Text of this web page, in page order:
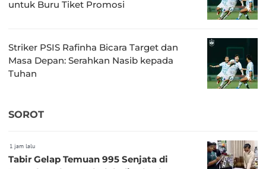
untuk Buru Tiket Promosi
Striker PSIS Rafinha Bicara Target dan
Masa Depan: Serahkan Nasib kepada
Tuhan
SOROT
1 jam lalu
Tabir Gelap Temuan 995 Senjata di